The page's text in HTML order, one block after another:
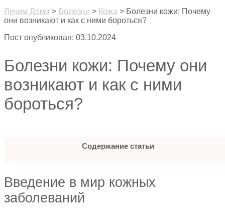
Лечим Дома > Болезни > Кожа > Болезни кожи: Почему
они возникают и как с ними бороться?
Пост опубликован: 03.10.2024
Болезни кожи: Почему они
возникают и как с ними
бороться?
Содержание статьи
Введение в мир кожных
заболеваний